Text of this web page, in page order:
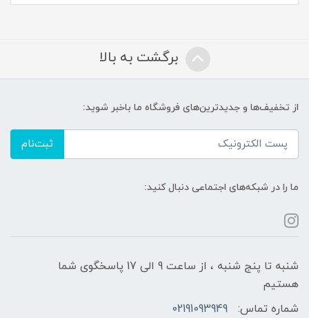
برگشت به بالا
از تخفیف‌ها و جدیدترین‌های فروشگاه ما باخبر شوید:
ثبت‌نام
ما را در شبکه‌های اجتماعی دنبال کنید:
شنبه تا پنج شنبه ، از ساعت 9 الی 17 پاسخگوی شما
هستیم
شماره تماس:
02191093949